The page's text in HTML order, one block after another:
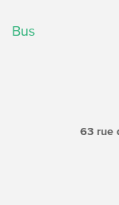
Bus
63 rue